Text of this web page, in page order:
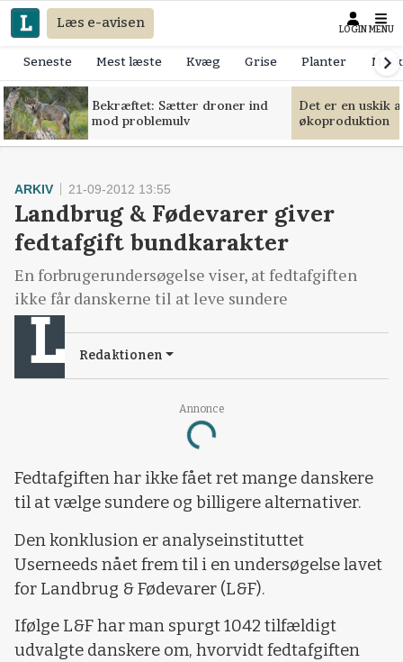
Læs e-avisen LOGIN MENU
Seneste Mest læste Kvæg Grise Planter
Bekræftet: Sætter droner ind
mod problemulv
Det er en uskik
økoproduktion
Annonce
Loading...
ARKIV 21-09-2012 13:55
Landbrug & Fødevarer giver
fedtafgift bundkarakter
En forbrugerundersøgelse viser, at fedtafgiften
ikke får danskerne til at leve sundere
Redaktionen
Fedtafgiften har ikke fået ret mange danskere
til at vælge sundere og billigere alternativer.
Den konklusion er analyseinstituttet
Userneeds nået frem til i en undersøgelse lavet
for Landbrug & Fødevarer (L&F).
Ifølge L&F har man spurgt 1042 tilfældigt
udvalgte danskere om, hvorvidt fedtafgiften